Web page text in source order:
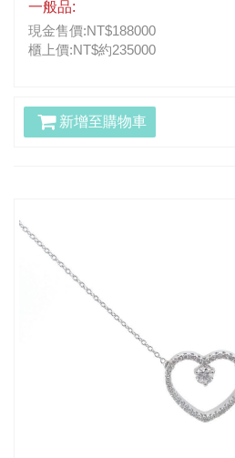
一般品:
現金售價:NT$188000
櫃上價:NT$約235000
新增至購物車